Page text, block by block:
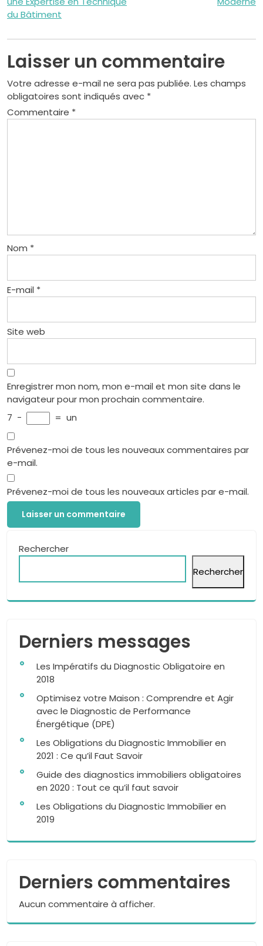
l’article
du Bâtiment
Laisser un commentaire
Votre adresse e-mail ne sera pas publiée. Les champs
obligatoires sont indiqués avec *
Commentaire *
Nom *
E-mail *
Site web
Enregistrer mon nom, mon e-mail et mon site dans le
navigateur pour mon prochain commentaire.
7 − = un
Prévenez-moi de tous les nouveaux commentaires par
e-mail.
Prévenez-moi de tous les nouveaux articles par e-mail.
Rechercher
Rechercher
Derniers messages
Les Impératifs du Diagnostic Obligatoire en
2018
Optimisez votre Maison : Comprendre et Agir
avec le Diagnostic de Performance
Énergétique (DPE)
Les Obligations du Diagnostic Immobilier en
2021 : Ce qu’il Faut Savoir
Guide des diagnostics immobiliers obligatoires
en 2020 : Tout ce qu’il faut savoir
Les Obligations du Diagnostic Immobilier en
2019
Derniers commentaires
Aucun commentaire à afficher.